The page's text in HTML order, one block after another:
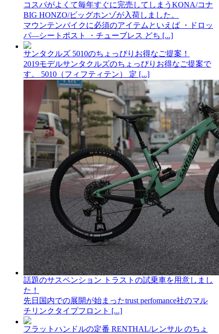
コスパがよくて毎年すぐに完売してしまうKONA/コナ
BIG HONZO/ビッグホンゾが入荷しました。
マウンテンバイクに必須のアイテムといえば ・ドロッ
パ―シートポスト ・チューブレス どち [...]
サンタクルズ 5010のちょっぴりお得なご提案！
2019モデルサンタクルズのちょっぴりお得なご提案で
す。 5010（フィフティテン） 定 [...]
話題のサスペンション トラストの試乗車を用意しまし
た！
先日国内での展開が始まったtrust perfomance社のマル
チリンクタイプフロント [...]
フラットハンドルの定番 RENTHAL/レンサル のちょ